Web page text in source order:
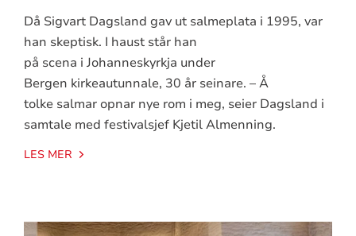
Då Sigvart Dagsland gav ut salmeplata i 1995, var
han skeptisk. I haust står han
på scena i Johanneskyrkja under
Bergen kirkeautunnale, 30 år seinare. – Å
tolke salmar opnar nye rom i meg, seier Dagsland i
samtale med festivalsjef Kjetil Almenning.
LES MER